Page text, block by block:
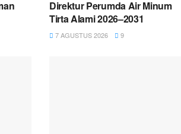
Direktur Perumda Air Minum
Tirta Alami 2026–2031
7 AGUSTUS 2026 9